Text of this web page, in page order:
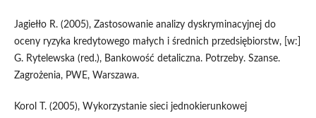
Jagiełło R. (2005), Zastosowanie analizy dyskryminacyjnej do
oceny ryzyka kredytowego małych i średnich przedsiębiorstw, [w:]
G. Rytelewska (red.), Bankowość detaliczna. Potrzeby. Szanse.
Zagrożenia, PWE, Warszawa.
Korol T. (2005), Wykorzystanie sieci jednokierunkowej